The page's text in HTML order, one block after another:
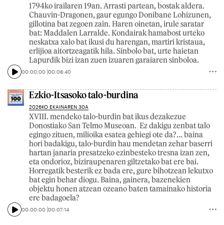
1794ko irailaren 19an. Arrasti partean, bostak aldera.
Chauvin-Dragonen, gaur egungo Donibane Lohizunen,
gillotina bat zegoen zain. Haren oinetan, irule saratar
bat: Maddalen Larralde. Kondairak hamabost urteko
neskatxa xalo bat ikusi du harengan, martiri kristaua,
erlijioa aitortzeagatik hila. Sinbolo bat, urte haietan
Lapurdik bizi izan zuen izuaren garaiaren sinboloa.
00:00:00 00:08:40
Ezkio-Itsasoko talo-burdina
2026KO EKAINAREN 30A
XVIII. mendeko talo-burdin bat ikus dezakezue
Donostiako San Telmo Museoan. Ez dakigu zenbat talo
egingo zituen, milioika esatea gehiegi ote da?... baina
hori badakigu, talo-burdin hau mendetan zehar baserri
hartan janaria presatzeko ezinbesteko tresna izan zen,
eta ondorioz, biziraupenaren giltzetako bat ere bai.
Horregatik besterik ez bada ere, gure bihotzean lekutxo
bat egin behar diogu. Baina, gainera, bazenekien
objektu honen atzean ozeano baten tamainako historia
ere badagoela?
00:00:00 00:07:14